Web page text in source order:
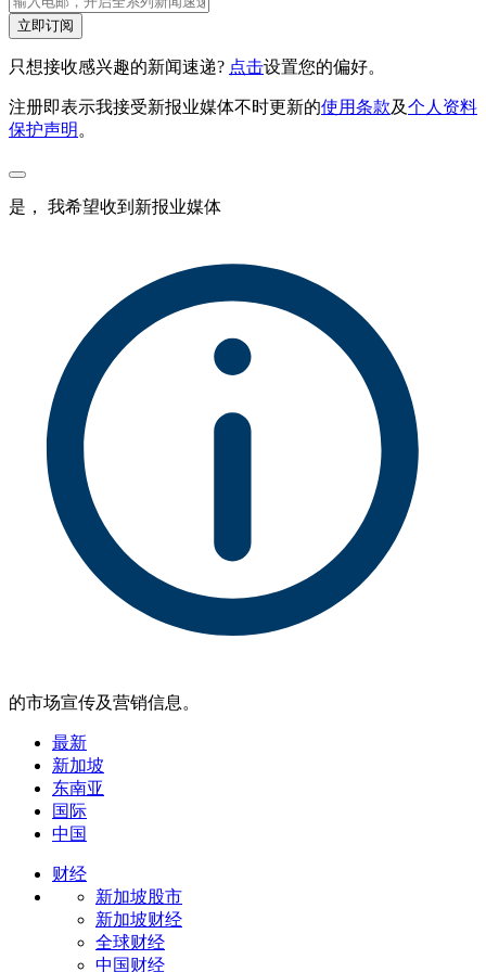
立即订阅
只想接收感兴趣的新闻速递? 点击设置您的偏好。
注册即表示我接受新报业媒体不时更新的使用条款及个人资料
保护声明 。
是， 我希望收到新报业媒体
的市场宣传及营销信息。
最新
新加坡
东南亚
国际
中国
财经
新加坡股市
新加坡财经
全球财经
中国财经